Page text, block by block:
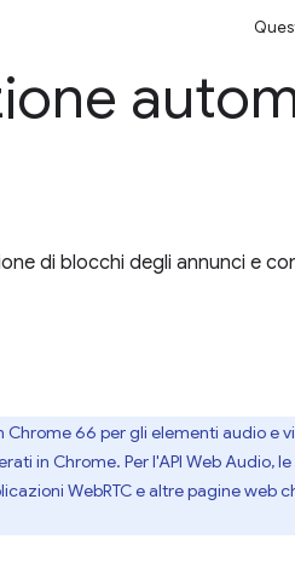
di blocchi degli annunci e
66 per gli elementi audio e
in Chrome. Per l'API Web Audio,
WebRTC e altre pagine web